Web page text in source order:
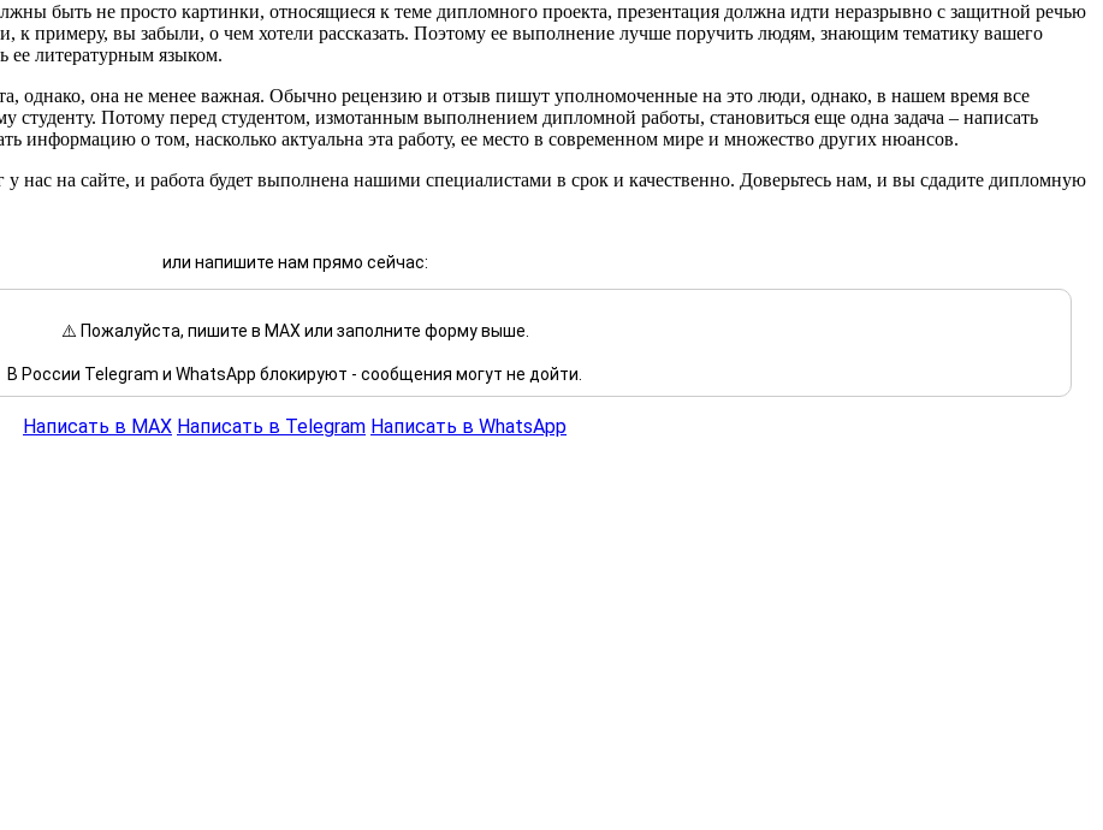
быть не просто картинки, относящиеся к теме дипломного проекта, презентация должна идти неразрывно с защитной речью
к примеру, вы забыли, о чем хотели рассказать. Поэтому ее выполнение лучше поручить людям, знающим тематику вашего
ее литературным языком.
однако, она не менее важная. Обычно рецензию и отзыв пишут уполномоченные на это люди, однако, в нашем время все
студенту. Потому перед студентом, измотанным выполнением дипломной работы, становиться еще одна задача – написать
информацию о том, насколько актуальна эта работу, ее место в современном мире и множество других нюансов.
нас на сайте, и работа будет выполнена нашими специалистами в срок и качественно. Доверьтесь нам, и вы сдадите дипломную
или напишите нам прямо сейчас:
⚠️ Пожалуйста, пишите в MAX или заполните форму выше.
В России Telegram и WhatsApp блокируют - сообщения могут не дойти.
Написать в MAX Написать в Telegram Написать в WhatsApp